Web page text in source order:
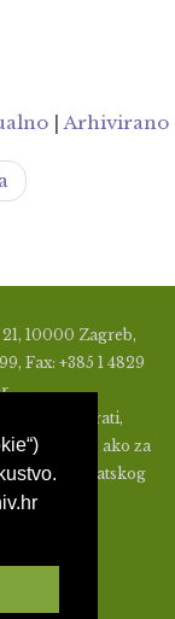
|Arhivirano
10000 Zagreb,
Fax: +385 1 4829
distribuirati,
stranica, ako za
strane Hrvatskog